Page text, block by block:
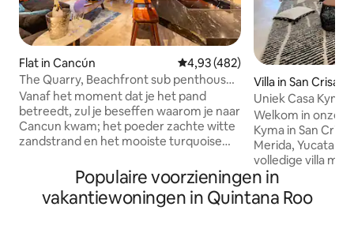
Flat in Cancún Gemiddelde beoordeling van
4,93 (482)
The Quarry, Beachfront sub penthouse
150m to clubs
Vanaf het moment dat je het pand
betreedt, zul je beseffen waarom je naar
Cancun kwam; het poeder zachte witte
zandstrand en het mooiste turquoise
vanaf het 180° panoramische uitzicht dat
het appartement biedt. Geen detail
ontbrak. Meer dan twee jaar verbouwing
Villa in San
Uniek Casa Kyma
zwembad,
Welkom in onze
Kyma in San
Merida, Yucatan,
volledige villa
uitzicht op de
zorg ontworpen
Populaire voorzieningen in
vakantiewoningen in Quintana Roo